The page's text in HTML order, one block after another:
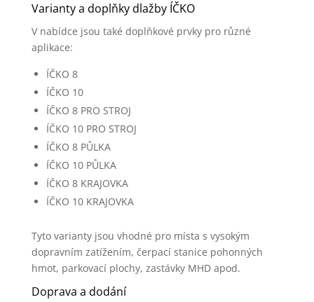
Varianty a doplňky dlažby ÍČKO
V nabídce jsou také doplňkové prvky pro různé
aplikace:
ÍČKO 8
ÍČKO 10
ÍČKO 8 PRO STROJ
ÍČKO 10 PRO STROJ
ÍČKO 8 PŮLKA
ÍČKO 10 PŮLKA
ÍČKO 8 KRAJOVKA
ÍČKO 10 KRAJOVKA
Tyto varianty jsou vhodné pro místa s vysokým
dopravním zatížením, čerpací stanice pohonných
hmot, parkovací plochy, zastávky MHD apod.
Doprava a dodání